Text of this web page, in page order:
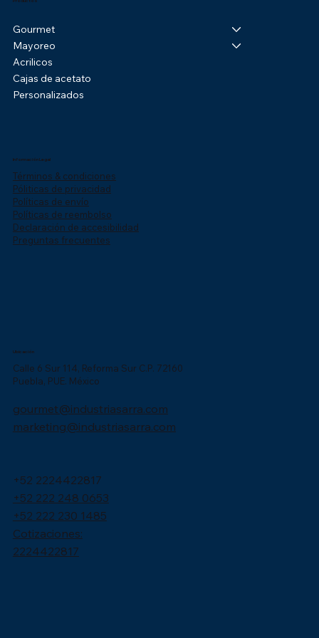
Gourmet
Mayoreo
Acrilicos
Cajas de acetato
Personalizados
Información Legal
Términos & condiciones
Póliticas de privacidad
Políticas de envío
Políticas de reembolso
Declaración de accesibilidad
Preguntas frecuentes
Ubicación
Calle 6 Sur 114, Reforma Sur C.P. 72160
Puebla, PUE. México
gourmet@industriasarra.com
marketing@industriasarra.com
+52 2224422817
+52 222 248 0653
+52 222 230 1485
Cotizaciones:
2224422817